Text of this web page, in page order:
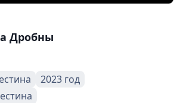
Дробны
2023 год